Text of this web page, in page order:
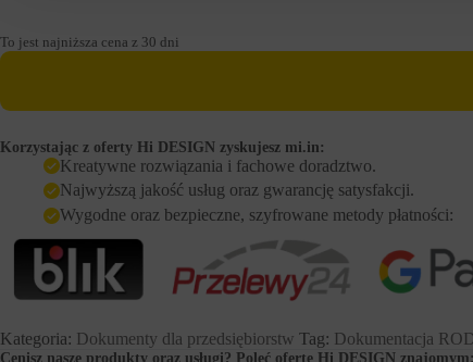
To jest najniższa cena z 30 dni
Korzystając z oferty Hi DESIGN zyskujesz mi.in:
Kreatywne rozwiązania i fachowe doradztwo.
Najwyższą jakość usług oraz gwarancję satysfakcji.
Wygodne oraz bezpieczne, szyfrowane metody płatności:
Kategoria: Dokumenty dla przedsiębiorstw Tag: Dokumentacja
Cenisz nasze produkty oraz usługi? Poleć ofertę Hi DESIGN znajomym: